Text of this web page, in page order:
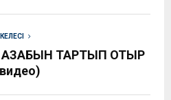
КЕЛЕСІ
ТАРТЫП ОТЫР